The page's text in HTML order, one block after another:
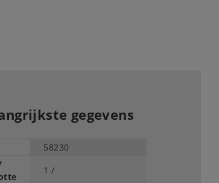
gegevens
58230
1 /